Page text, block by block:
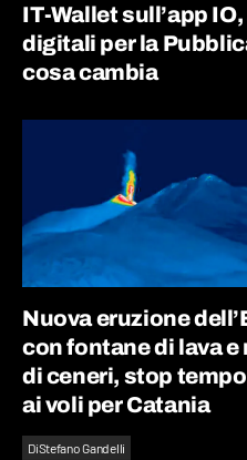
IT-Wallet sull’app
digitali per la
cosa cambia
Nuova eruzione
con fontane di lava e
di ceneri, stop
ai voli per Catania
DiStefano Gandelli